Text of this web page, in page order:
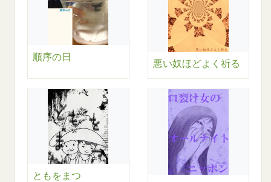
順序の日
悪い奴ほどよく祈る
ともをまつ